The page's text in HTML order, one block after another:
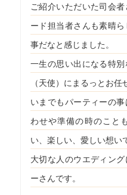
ご紹介いただいた司会
ード担当者さんも素晴
事だなと感じました。
一生の思い出になる特
（天使）にまるっとお
いまでもパーティーの
わせや準備の時のこと
い、楽しい、愛しい想い
大切な人のウエディン
ーさんです。